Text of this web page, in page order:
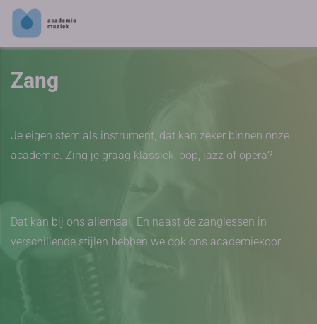
Zang
Je eigen stem als instrument, dat kan zeker binnen onze
academie. Zing je graag klassiek, pop, jazz of opera?
Dat kan bij ons allemaal. En naast de zanglessen in
verschillende stijlen hebben we ook ons academiekoor.